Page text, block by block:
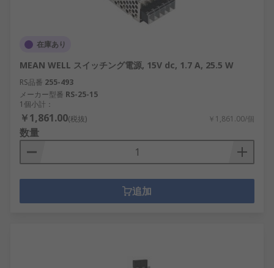
在庫あり
MEAN WELL スイッチング電源, 15V dc, 1.7 A, 25.5 W
RS品番 255-493
メーカー型番 RS-25-15
1個小計：
￥1,861.00(税抜) ￥1,861.00/個
数量
追加